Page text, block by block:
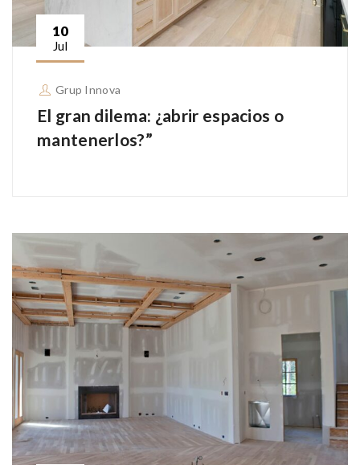
10
Jul
Grup Innova
El gran dilema: ¿abrir espacios o
mantenerlos?”